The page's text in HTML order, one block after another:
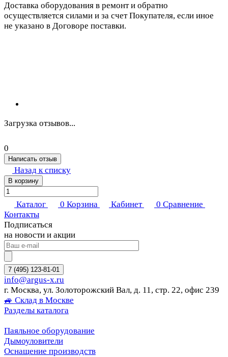
Доставка оборудования в ремонт и обратно
осуществляется силами и за счет Покупателя, если иное
не указано в Договоре поставки.
Загрузка отзывов...
0
Написать отзыв
Назад к списку
В корзину
Каталог 0 Корзина Кабинет 0 Сравнение
Контакты
Подписаться
на новости и акции
7 (495) 123-81-01
info@argus-x.ru
г. Москва, ул. Золоторожский Вал, д. 11, стр. 22, офис 239
🚙 Склад в Москве
Разделы каталога
Паяльное оборудование
Дымоуловители
Оснащение производств